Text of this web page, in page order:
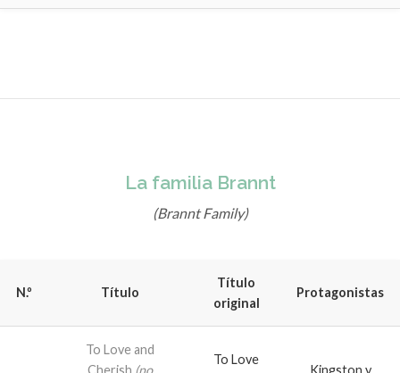
La familia Brannt
(Brannt Family)
N.º Título
Título
original
Protagonistas
To Love and
Cherish (no
To Love
Kingston y